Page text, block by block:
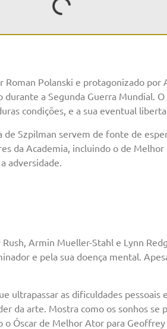
Polanski e protagonizado por
a Segunda Guerra Mundial.
condições, e a sua eventual
Szpilman servem de fonte de
da Academia, incluindo o de
adversidade.
Armin Mueller-Stahl e Lynn
e pela sua doença mental.
ultrapassar as dificuldades
da arte. Mostra como os sonhos
Óscar de Melhor Ator para